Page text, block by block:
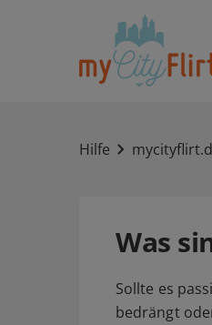
Hilfe
Was
Sollte es
bedrängt